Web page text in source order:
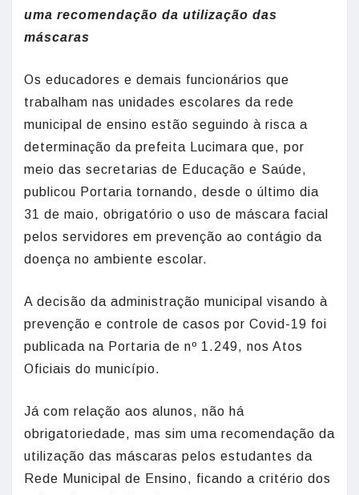
uma recomendação da utilização das
máscaras
Os educadores e demais funcionários que
trabalham nas unidades escolares da rede
municipal de ensino estão seguindo à risca a
determinação da prefeita Lucimara que, por
meio das secretarias de Educação e Saúde,
publicou Portaria tornando, desde o último dia
31 de maio, obrigatório o uso de máscara facial
pelos servidores em prevenção ao contágio da
doença no ambiente escolar.
A decisão da administração municipal visando à
prevenção e controle de casos por Covid-19 foi
publicada na Portaria de nº 1.249, nos Atos
Oficiais do município.
Já com relação aos alunos, não há
obrigatoriedade, mas sim uma recomendação da
utilização das máscaras pelos estudantes da
Rede Municipal de Ensino, ficando a critério dos